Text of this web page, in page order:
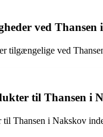
ved Thansen
tilgængelige ved
til Thansen i
til Thansen i Nakskov